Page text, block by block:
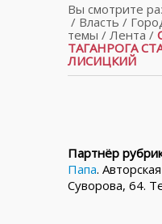
Вы смотрите
/ Власть /
темы / Лента /
ТАГАНРОГА
ЛИСИЦКИЙ
Партнёр
Папа.
Суворова, 64.